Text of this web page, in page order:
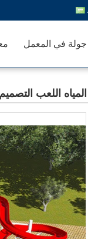
جولة في المعمل
اللعب التصميم